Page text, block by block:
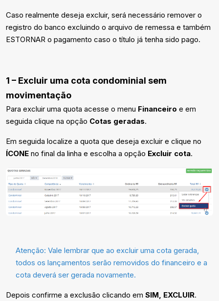
Caso realmente deseja excluir, será necessário remover o
registro do banco excluindo o arquivo de remessa e também
ESTORNAR o pagamento caso o título já tenha sido pago.
1 – Excluir uma cota condominial sem
movimentação
Para excluir uma quota acesse o menu Financeiro e em
seguida clique na opção Cotas geradas.
Em seguida localize a quota que deseja excluir e clique no
ÍCONE no final da linha e escolha a opção Excluir cota.
Atenção: Vale lembrar que ao excluir uma cota gerada,
todos os lançamentos serão removidos do financeiro e a
cota deverá ser gerada novamente.
Depois confirme a exclusão clicando em SIM, EXCLUIR.